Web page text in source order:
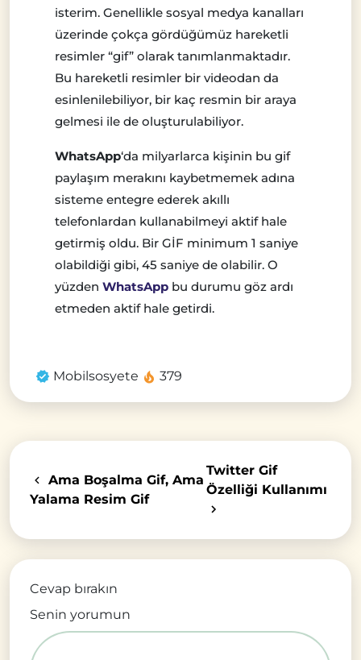
isterim. Genellikle sosyal medya kanalları
üzerinde çokça gördüğümüz hareketli
resimler “gif” olarak tanımlanmaktadır.
Bu hareketli resimler bir videodan da
esinlenilebiliyor, bir kaç resmin bir araya
gelmesi ile de oluşturulabiliyor.
WhatsApp‘da milyarlarca kişinin bu gif
paylaşım merakını kaybetmemek adına
sisteme entegre ederek akıllı
telefonlardan kullanabilmeyi aktif hale
getirmiş oldu. Bir GİF minimum 1 saniye
olabildiği gibi, 45 saniye de olabilir. O
yüzden WhatsApp bu durumu göz ardı
etmeden aktif hale getirdi.
Mobilsosyete 379
Ama Boşalma Gif, Ama
Yalama Resim Gif
Twitter Gif
Özelliği Kullanımı
Cevap bırakın
Senin yorumun